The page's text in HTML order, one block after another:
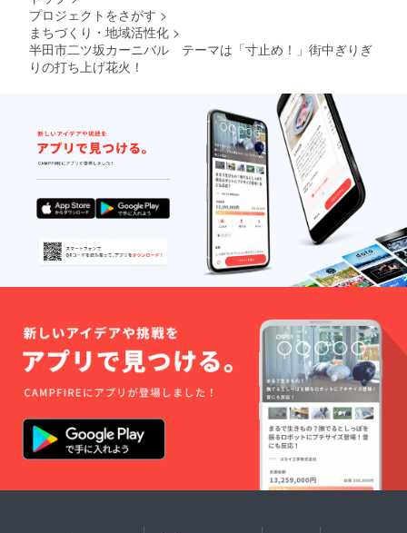
プロジェクトをさがす >
まちづくり・地域活性化 >
半田市二ツ坂カーニバル テーマは「寸止め！」街中ぎりぎ
りの打ち上げ花火！